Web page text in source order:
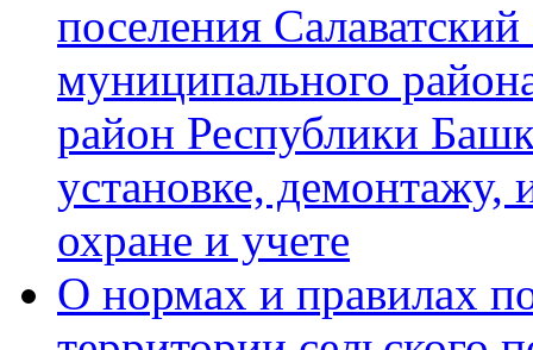
поселения Салаватский
муниципального
район Республики
установке, демонтажу,
охране и учете
О нормах и правилах